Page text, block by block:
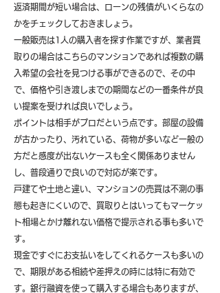
返済期間が短い場合は、ローンの残債がいくらなの
かをチェックしておきましょう。
一般販売は1人の購入者を探す作業ですが、業者買
取りの場合はこちらのマンションであれば複数の購
入希望の会社を見つける事ができるので、その中
で、価格や引き渡しまでの期間などの一番条件が良
い提案を受ければ良いでしょう。
ポイントは相手がプロだという点です。部屋の設備
が古かったり、汚れている、荷物が多いなど一般の
方だと感度が出ないケースも全く関係ありません
し、普段通りで良いので対応が楽です。
戸建てや土地と違い、マンションの売買は不測の事
態も起きにくいので、買取りとはいってもマーケッ
ト相場とかけ離れない価格で提示される事も多いで
す。
現金ですぐにお支払いをしてくれるケースも多いの
で、期限がある相続や差押えの時には特に有効で
す。銀行融資を使って購入する場合もありますが、